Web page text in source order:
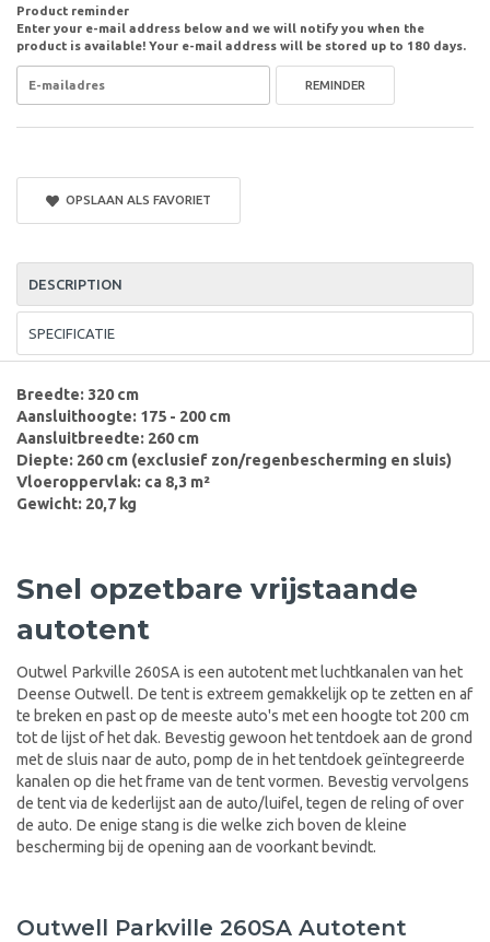
Product reminder
Enter your e-mail address below and we will notify you when the
product is available! Your e-mail address will be stored up to 180 days.
REMINDER
OPSLAAN ALS FAVORIET
DESCRIPTION
SPECIFICATIE
Breedte: 320 cm
Aansluithoogte: 175 - 200 cm
Aansluitbreedte: 260 cm
Diepte: 260 cm (exclusief zon/regenbescherming en sluis)
Vloeroppervlak: ca 8,3 m²
Gewicht: 20,7 kg
Snel opzetbare vrijstaande
autotent
Outwel Parkville 260SA is een autotent met luchtkanalen van het
Deense Outwell. De tent is extreem gemakkelijk op te zetten en af
te breken en past op de meeste auto's met een hoogte tot 200 cm
tot de lijst of het dak. Bevestig gewoon het tentdoek aan de grond
met de sluis naar de auto, pomp de in het tentdoek geïntegreerde
kanalen op die het frame van de tent vormen. Bevestig vervolgens
de tent via de kederlijst aan de auto/luifel, tegen de reling of over
de auto. De enige stang is die welke zich boven de kleine
bescherming bij de opening aan de voorkant bevindt.
Outwell Parkville 260SA Autotent